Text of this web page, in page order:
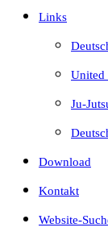
Links
United
Ju-
Download
Kontakt
Website-